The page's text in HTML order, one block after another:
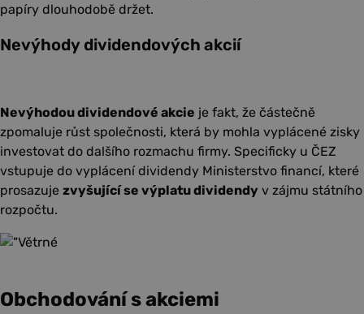
papíry dlouhodobě držet.
Nevýhody dividendových akcií
Nevýhodou dividendové akcie je fakt, že částečně
zpomaluje růst společnosti, která by mohla vyplácené zisky
investovat do dalšího rozmachu firmy. Specificky u ČEZ
vstupuje do vyplácení dividendy Ministerstvo financí, které
prosazuje zvyšující se výplatu dividendy v zájmu státního
rozpočtu.
Obchodování s akciemi